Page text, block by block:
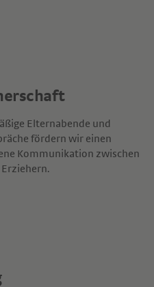
Elternabende und
fördern wir einen
Kommunikation zwischen